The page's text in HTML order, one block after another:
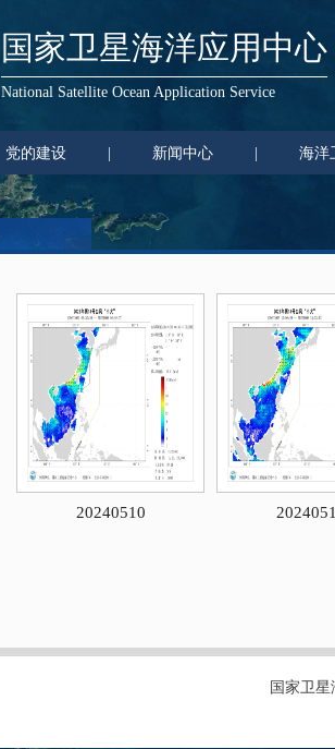
国家卫星海洋应用中心
National Satellite Ocean Application Service
党的建设 新闻中心 海洋
20240510
国家卫